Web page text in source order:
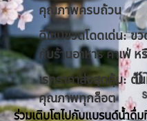
คุณภาพครบถ้วน
ดีไซน์ขวดโดดเด่น: ข
กับร้านอาหาร คาเฟ่ ห
เรทราคาส่งสุดคุ้ม: ต้
คุณภาพทุกล็อต
ร่วมเติบโตไปกับแบรนด์น้ำดื่